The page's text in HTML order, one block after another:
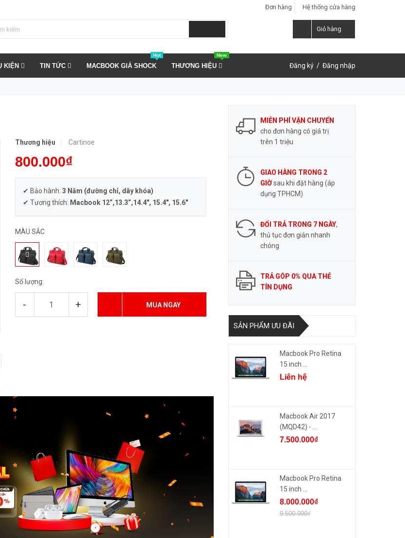
Hệ thống cửa hàng
Đơn hàng
Giỏ hàng
KIỆN TIN TỨC MACBOOK GIÁ SHOCK
Hot
THƯƠNG HIỆU
New
Đăng ký / Đăng nhập
Thương hiệu
Cartinoe
800.000₫
✔ Bảo hành: 3 Năm (đường chỉ, dây khóa)
✔ Tương thích: Macbook 12”,13.3”,14.4″, 15.4″, 15.6″
MÀU SẮC
Số lượng:
- + MUA NGAY
LIÊN HỆ ĐẶT HÀNG
0937.859.591
MIỄN PHÍ VẬN CHUYỂN
cho đơn hàng có giá trị
trên 1 triệu
GIAO HÀNG TRONG 2
GIỜsau khi đặt hàng (áp
dụng TPHCM)
ĐỔI TRẢ TRONG 7 NGÀY,
thủ tục đơn giản nhanh
chóng
TRẢ GÓP 0% QUA THẺ
TÍN DỤNG
SẢN PHẨM ƯU ĐÃI
Macbook Pro Retina
15 inch ...
Liên hệ
Macbook Air 2017
(MQD42) - ...
7.500.000₫
Macbook Pro Retina
15 inch ...
8.000.000₫
9.500.000₫